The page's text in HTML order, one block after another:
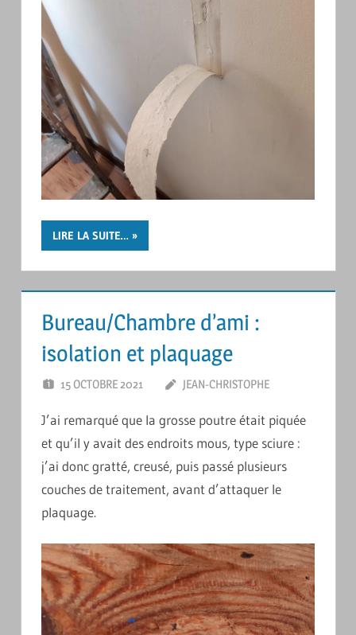
LIRE LA SUITE…
Bureau/Chambre d’ami :
isolation et plaquage
15 OCTOBRE 2021 JEAN-CHRISTOPHE
J’ai remarqué que la grosse poutre était piquée
et qu’il y avait des endroits mous, type sciure :
j’ai donc gratté, creusé, puis passé plusieurs
couches de traitement, avant d’attaquer le
plaquage.